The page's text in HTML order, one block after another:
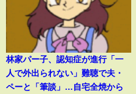
林家パー子、認知症が進行「一
人で外出られない」難聴で夫・
ペーと「筆談」…自宅全焼から